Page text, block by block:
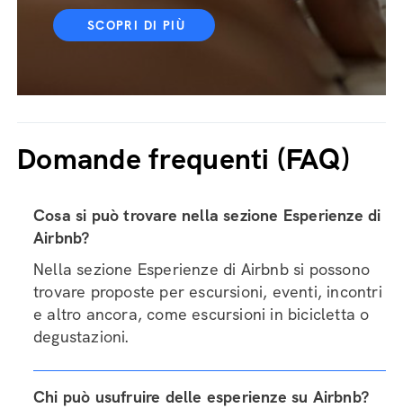
SCOPRI DI PIÙ
Domande frequenti (FAQ)
Cosa si può trovare nella sezione Esperienze di
Airbnb?
Nella sezione Esperienze di Airbnb si possono
trovare proposte per escursioni, eventi, incontri
e altro ancora, come escursioni in bicicletta o
degustazioni.
Chi può usufruire delle esperienze su Airbnb?